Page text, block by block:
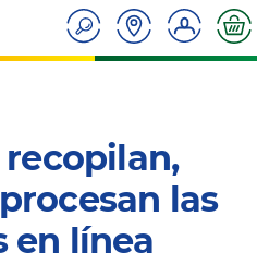
recopilan,
las
en línea